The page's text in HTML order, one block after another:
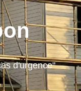
d'urgence"